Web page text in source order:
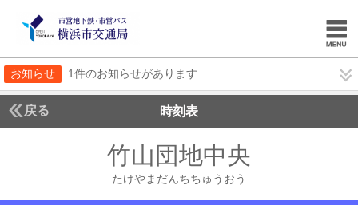
お知らせ 1件のお知らせがあります
戻る 時刻表
竹山団地中央
たけやまだんちちゅうおう